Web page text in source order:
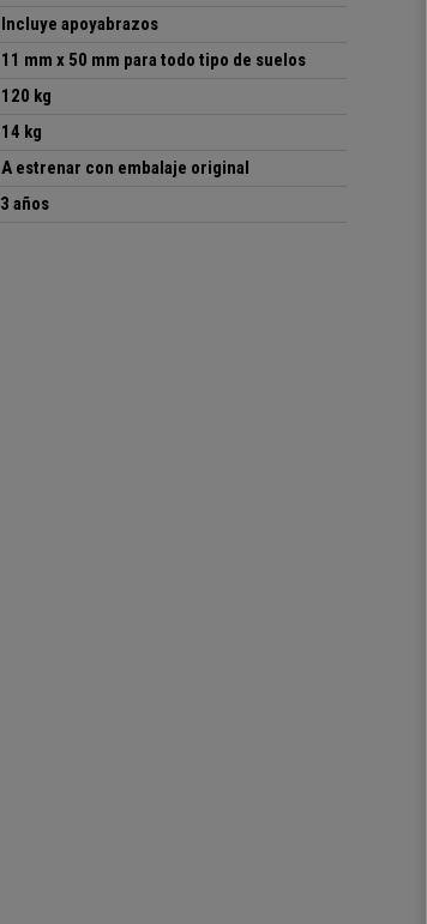
Incluye apoyabrazos
11 mm x 50 mm para todo tipo de suelos
120 kg
14 kg
A estrenar con embalaje original
3 años